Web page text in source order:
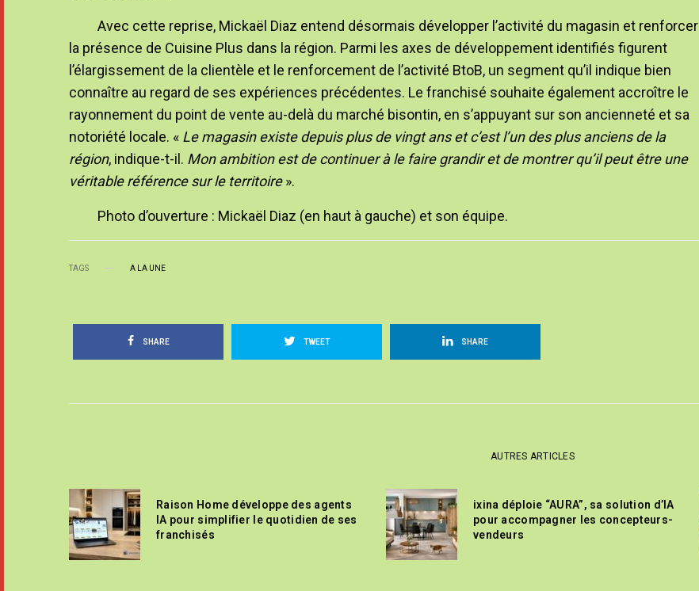
Avec cette reprise, Mickaël Diaz entend désormais développer l’activité du magasin et renforcer
la présence de Cuisine Plus dans la région. Parmi les axes de développement identifiés figurent
l’élargissement de la clientèle et le renforcement de l’activité BtoB, un segment qu’il indique bien
connaître au regard de ses expériences précédentes. Le franchisé souhaite également accroître le
rayonnement du point de vente au-delà du marché bisontin, en s’appuyant sur son ancienneté et sa
notoriété locale. « Le magasin existe depuis plus de vingt ans et c’est l’un des plus anciens de la
région, indique-t-il. Mon ambition est de continuer à le faire grandir et de montrer qu’il peut être une
véritable référence sur le territoire».
Photo d’ouverture : Mickaël Diaz (en haut à gauche) et son équipe.
TAGS A LA UNE
SHARE TWEET SHARE
AUTRES ARTICLES
Raison Home développe des agents
IA pour simplifier le quotidien de ses
franchisés
ixina déploie “AURA”, sa solution d’IA
pour accompagner les concepteurs-
vendeurs